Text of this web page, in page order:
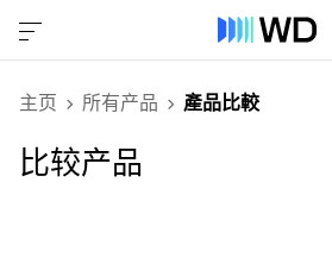
主页 所有产品 產品比較
比较产品